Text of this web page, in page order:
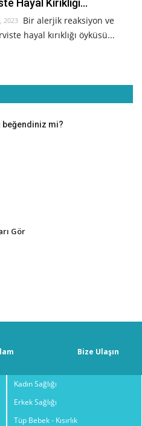
Hayal Kırıklığı...
2023
Bir alerjik reaksiyon ve
hayal kırıklığı öyküsü...
beğendiniz mi?
Gör
Bize Ulaşın
Kadın Sağlığı
Erkek Sağlığı
Tüp Bebek - Kısırlık